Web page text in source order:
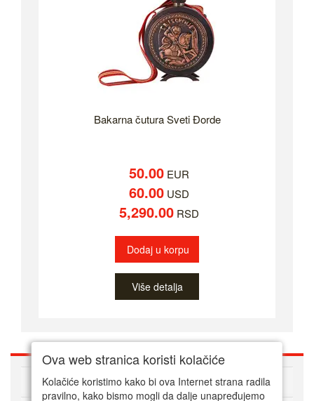
Bakarna čutura Sveti Đorde
50.00EUR
60.00USD
5,290.00RSD
Dodaj u korpu
Više detalja
O nama
Ova web stranica koristi kolačiće
Kolačiće koristimo kako bi ova Internet strana radila
pravilno, kako bismo mogli da dalje unapređujemo